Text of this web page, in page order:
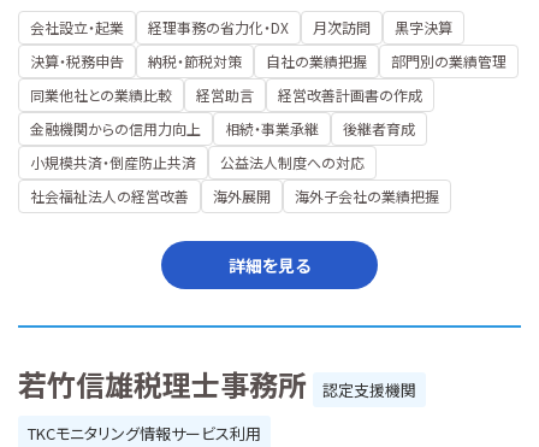
会社設立・起業 経理事務の省力化・DX 月次訪問
黒字決算
決算・税務申告
納税・節税対策 自社の業績把握
部門別の業績管理
同業他社との業績比較
経営助言
経営改善計画書の作成
金融機関からの信用力向上
相続・事業承継
後継者育成
小規模共済・倒産防止共済
公益法人制度への対応
社会福祉法人の経営改善
海外展開 海外子会社の業績把握
詳細を見る
若竹信雄税理士事務所
認定支援機関
TKCモニタリング情報サービス利用